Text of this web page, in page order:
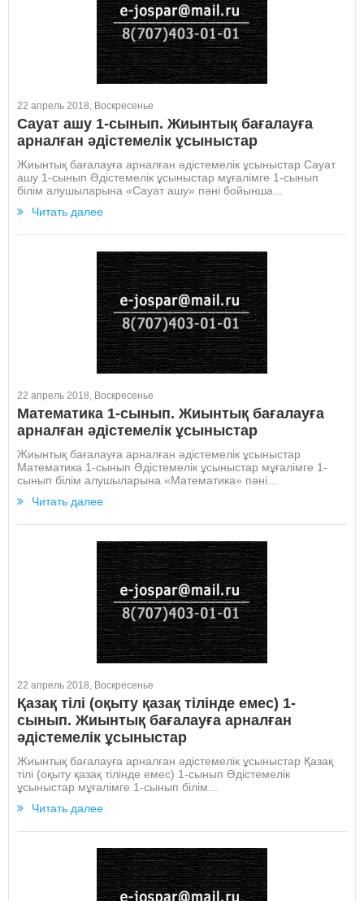
22 апрель 2018, Воскресенье
Cауат ашу 1-сынып. Жиынтық бағалауға
арналған әдістемелік ұсыныстар
Жиынтық бағалауға арналған әдістемелік ұсыныстар Cауат
ашу 1-сынып Әдістемелік ұсыныстар мұғалімге 1-сынып
білім алушыларына «Сауат ашу» пәні бойынша...
Читать далее
22 апрель 2018, Воскресенье
Математика 1-сынып. Жиынтық бағалауға
арналған әдістемелік ұсыныстар
Жиынтық бағалауға арналған әдістемелік ұсыныстар
Математика 1-сынып Әдістемелік ұсыныстар мұғалімге 1-
сынып білім алушыларына «Математика» пәні...
Читать далее
22 апрель 2018, Воскресенье
Қазақ тілі (оқыту қазақ тілінде емес) 1-
сынып. Жиынтық бағалауға арналған
әдістемелік ұсыныстар
Жиынтық бағалауға арналған әдістемелік ұсыныстар Қазақ
тілі (оқыту қазақ тілінде емес) 1-сынып Әдістемелік
ұсыныстар мұғалімге 1-сынып білім...
Читать далее